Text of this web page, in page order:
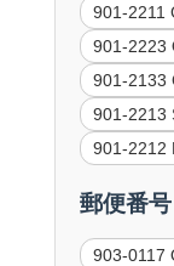
901-2211
901-2223
901-2133
901-2213
901-2212
郵便番
903-0117